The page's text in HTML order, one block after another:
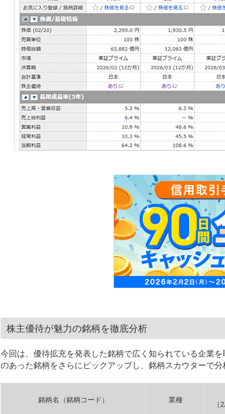
株主優待が魅力の銘柄を徹底分析
今回は、優待拡充を発表した銘柄で広く知られている企業
のあった銘柄をさらにピックアップし、銘柄スカウターで分
銘柄名（銘柄コード） 業種
（